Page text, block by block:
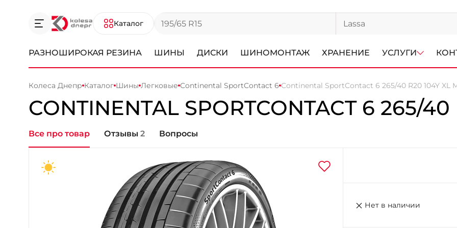
Каталог
РАЗНОШИРОКАЯ РЕЗИНА ШИНЫ ДИСКИ ШИНОМОНТАЖ ХРАНЕНИЕ УСЛУГИ
Колеса Днепр Каталог Шины Легковые Continental SportContact 6 Continental SportContact 6 265/40 R20 104Y XL
CONTINENTAL SPORTCONTACT 6 265/40
Все про товар Отзывы 2 Вопросы
Нет в наличии